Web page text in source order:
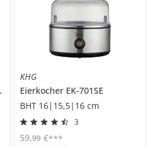
HLF-3200
KHG
Eierkocher EK-701SE
BHT 16|15,5|16 cm
3
59,99 €***